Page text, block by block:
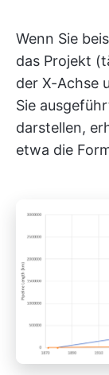
Wenn Sie
das Projekt
der X-Achse
Sie
darstellen,
etwa die